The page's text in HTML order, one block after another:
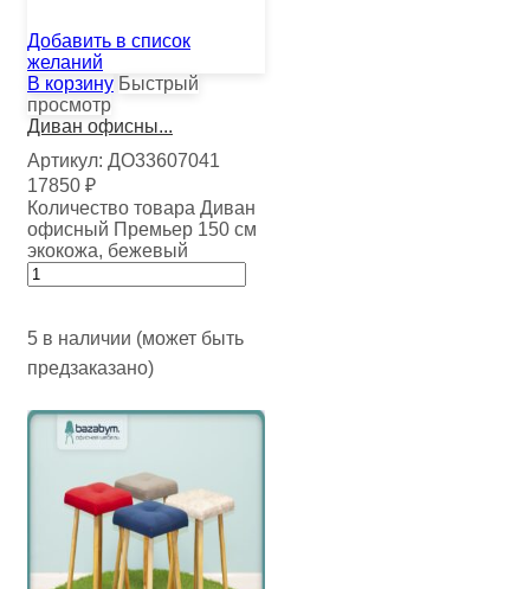
Добавить в список
желаний
В корзину Быстрый
просмотр
Диван офисны...
Артикул: ДО33607041
17850 ₽
Количество товара Диван
офисный Премьер 150 см
экокожа, бежевый
5 в наличии (может быть
предзаказано)